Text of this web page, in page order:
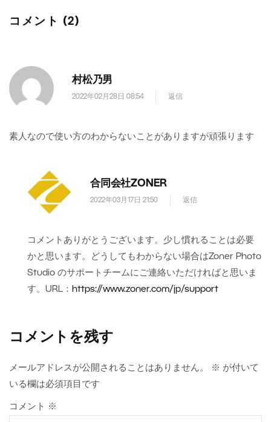
コメント (2)
村松乃男
2022年02月28日 08:54 返信
素人なので使い方のわからないことがありますが頑張ります
合同会社ZONER
2022年03月17日 21:50 返信
コメントありがとうございます。少し慣れることは必要
かと思います。どうしてもわからない場合はZoner Photo
Studio のサポートチームにご連絡いただければと思いま
す。URL： https://www.zoner.com/jp/support
コメントを残す
メールアドレスが公開されることはありません。 ※ が付いて
いる欄は必須項目です
コメント ※